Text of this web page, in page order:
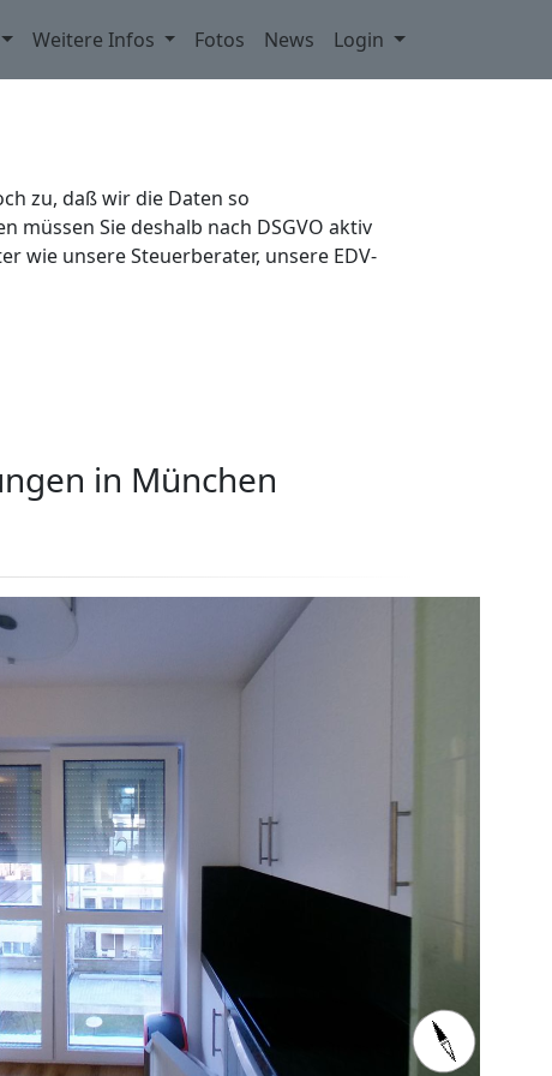
Weitere Infos Fotos News Login
zu, daß wir die Daten so
Sie deshalb nach DSGVO aktiv
wie unsere Steuerberater, unsere EDV-
in München